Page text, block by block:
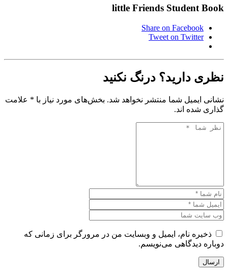
little Friends Student Book
Share on Facebook
Tweet on Twitter
نظری دارید؟ درنگ نکنید
نشانی ایمیل شما منتشر نخواهد شد. بخش‌های مورد نیاز با * علامت
گذاری شده اند.
ذخیره نام، ایمیل و وبسایت من در مرورگر برای زمانی که
دوباره دیدگاهی می‌نویسم.
ارسال